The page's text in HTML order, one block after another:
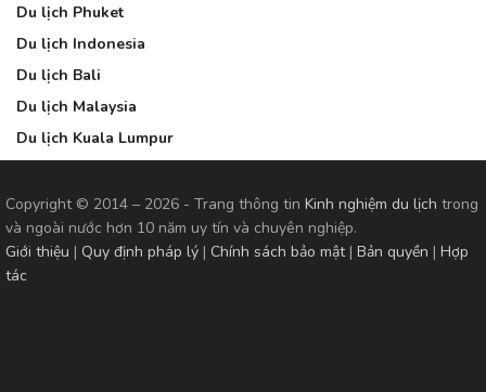
Du lịch Phuket
Du lịch Indonesia
Du lịch Bali
Du lịch Malaysia
Du lịch Kuala Lumpur
Copyright © 2014 – 2026 - Trang thông tin Kinh nghiệm du lịch trong
và ngoài nước hơn 10 năm uy tín và chuyên nghiệp.
Giới thiệu | Quy định pháp lý | Chính sách bảo mật| Bản quyền | Hợp
tác